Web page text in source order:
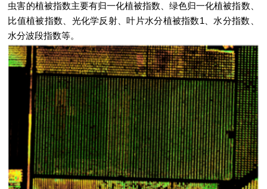
虫害的植被指数主要有归一化植被指数、绿色归一化植被指数、
比值植被指数、光化学反射、叶片水分植被指数1、水分指数、
水分波段指数等。